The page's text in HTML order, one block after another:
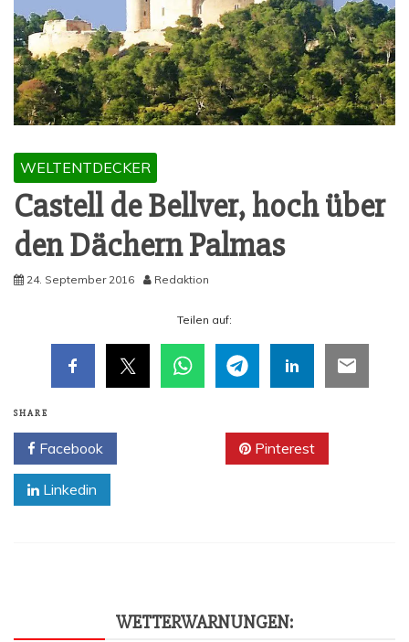
WELTENTDECKER
Cas­tell de Bell­ver, hoch über
den Dächern Palmas
24. September 2016 Redaktion
Tei­len auf:
SHARE
Facebook Pinterest
Linkedin
WET­TER­WAR­NUN­GEN: